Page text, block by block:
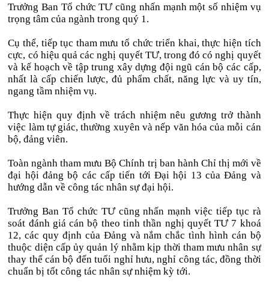
Trưởng Ban Tổ chức TƯ cũng nhấn mạnh một số nhiệm vụ
trọng tâm của ngành trong quý 1.
Cụ thể, tiếp tục tham mưu tổ chức triển khai, thực hiện tích
cực, có hiệu quả các nghị quyết TƯ, trong đó có nghị quyết
và kế hoạch về tập trung xây dựng đội ngũ cán bộ các cấp,
nhất là cấp chiến lược, đủ phẩm chất, năng lực và uy tín,
ngang tầm nhiệm vụ.
Thực hiện quy định về trách nhiệm nêu gương trở thành
việc làm tự giác, thường xuyên và nếp văn hóa của mỗi cán
bộ, đảng viên.
Toàn ngành tham mưu Bộ Chính trị ban hành Chỉ thị mới về
đại hội đảng bộ các cấp tiến tới Đại hội 13 của Đảng và
hướng dẫn về công tác nhân sự đại hội.
Trưởng Ban Tổ chức TƯ cũng nhấn mạnh việc tiếp tục rà
soát đánh giá cán bộ theo tinh thần nghị quyết TƯ 7 khoá
12, các quy định của Đảng và nắm chắc tình hình cán bộ
thuộc diện cấp ủy quản lý nhằm kịp thời tham mưu nhân sự
thay thế cán bộ đến tuổi nghỉ hưu, nghỉ công tác, đồng thời
chuẩn bị tốt công tác nhân sự nhiệm kỳ tới.